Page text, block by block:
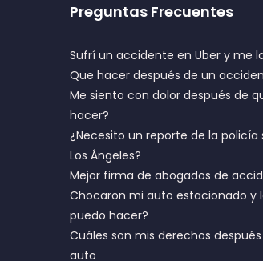
Preguntas Frecuentes
Sufrí un accidente en Uber y me
Que hacer después de un
Me siento con dolor después de
hacer?
¿Necesito un reporte de la
Los Ángeles?
Mejor firma de abogados de
Chocaron mi auto estacionado y
puedo hacer?
Cuáles son mis derechos
auto